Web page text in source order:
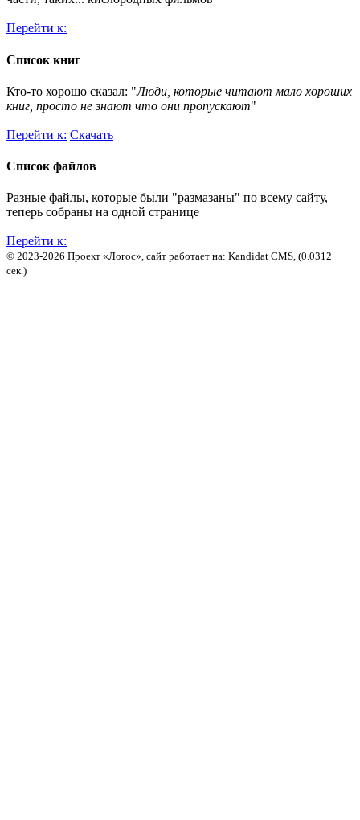
Перейти к:
Список книг
Кто-то хорошо сказал: "Люди, которые читают мало хороших
книг, просто не знают что они пропускают"
Перейти к: Скачать
Список файлов
Разные файлы, которые были "размазаны" по всему сайту,
теперь собраны на одной странице
Перейти к:
© 2023-2026 Проект «Логос», сайт работает на: Kandidat CMS, (0.0312
сек.)